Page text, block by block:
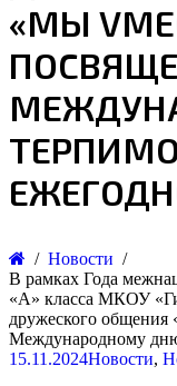
«МЫ
Новости
В рамках Года
«А» класса МКОУ
дружеского
Международному
15.11.2024Новости,